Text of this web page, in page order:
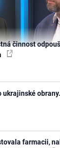
činnost
ukrajinské
farmacii,